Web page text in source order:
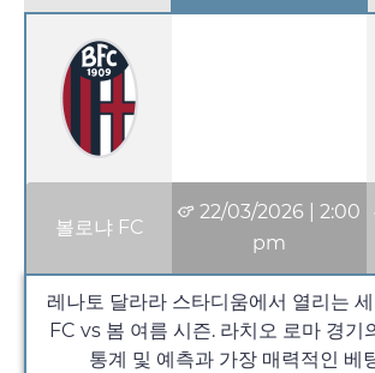
볼로냐 FC
22/03/2026 |2:00
pm
레나토 달라라 스타디움에서 열리는
FC vs 봄 여름 시즌. 라치오 로마 경기
통계 및 예측과 가장 매력적인 베